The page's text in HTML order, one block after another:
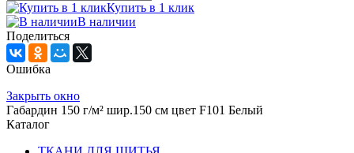
Купить в 1 клик
В наличии
Поделиться
Ошибка
Закрыть окно
Габардин 150 г/м² шир.150 см цвет F101 Белый
Каталог